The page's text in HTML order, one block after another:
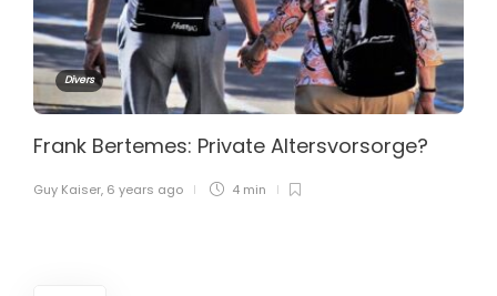
Divers
Frank Bertemes: Private Altersvorsorge?
Guy Kaiser, 6 years ago 4 min